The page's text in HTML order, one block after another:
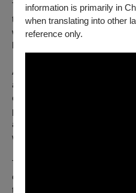
information is primarily in
when translating into other
reference only.
The company seeks to
theatrical language that
with contemporary influences,
both worlds.
Along with the exploration of
and Korean pansori, Moksung
expressions and overcome the
performances through
audience through objects and
words.
Thanks to that, Moksung
only in South Korea, but also
the United Kingdom, or in New